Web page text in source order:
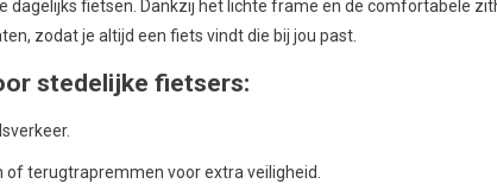
dagelijks fietsen. Dankzij het lichte frame en de comfortabele
zodat je altijd een fiets vindt die bij jou past.
stedelijke fietsers:
terugtrapremmen voor extra veiligheid.